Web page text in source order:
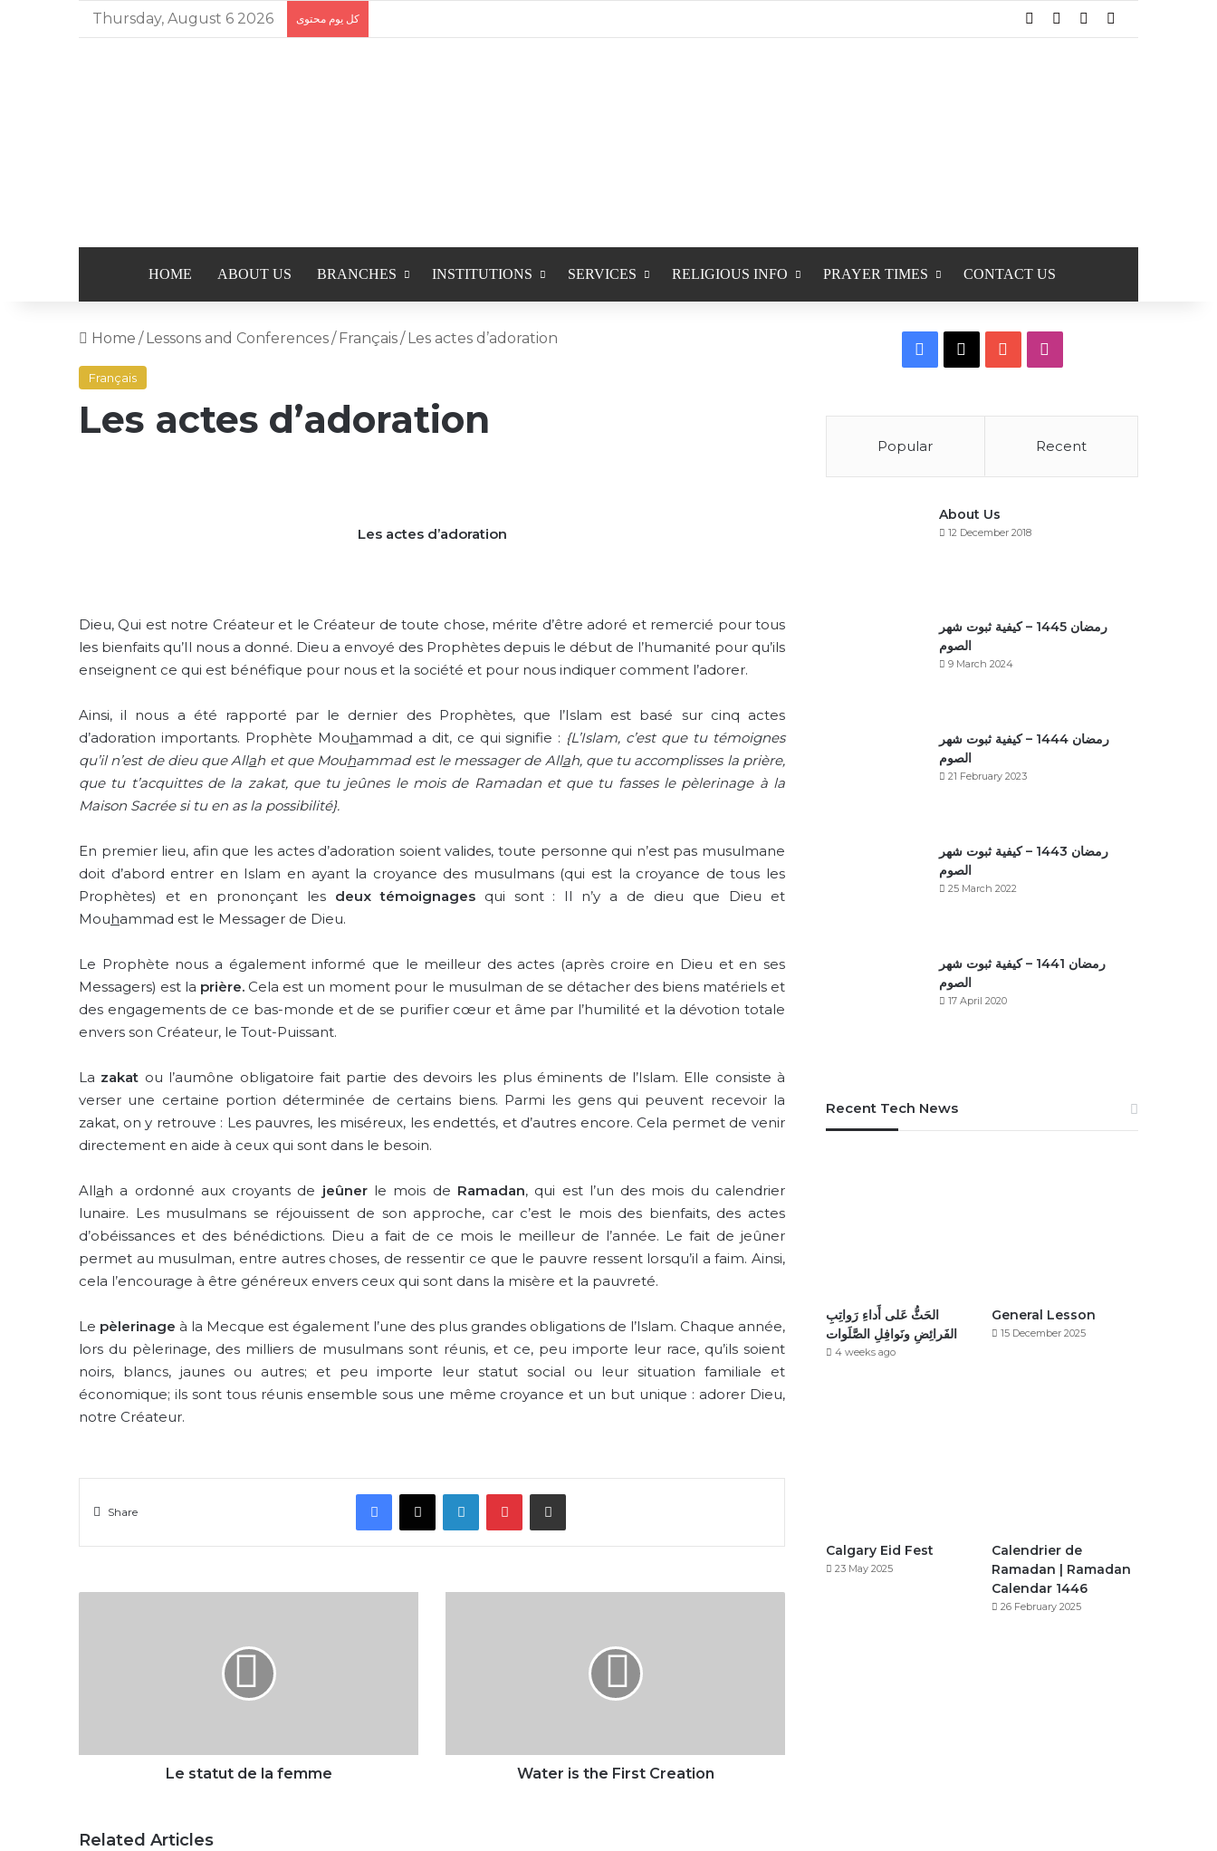
Thursday, August 6 2026 كل يوم محتوى FacebookYouTube
HOME ABOUT US BRANCHES INSTITUTIONS SERVICES RELIGIOUS INFO PRAYER TIMES CONTACT US
Home / Lessons and Conferences/ Français/ Les actes d’adoration
Français
Les actes d’adoration
Les actes d’adoration
Dieu, Qui est notre Créateur et le Créateur de toute chose, mérite d’être adoré et remercié pour tous
les bienfaits qu’Il nous a donné. Dieu a envoyé des Prophètes depuis le début de l’humanité pour qu’ils
enseignent ce qui est bénéfique pour nous et la société et pour nous indiquer comment l’adorer.
Ainsi, il nous a été rapporté par le dernier des Prophètes, que l’Islam est basé sur cinq actes
d’adoration importants. Prophète Mouhammad a dit, ce qui signifie : {L’Islam, c’est que tu témoignes
qu’il n’est de dieu que Allah et que Mouhammad est le messager de Allah, que tu accomplisses la prière,
que tu t’acquittes de la zakat, que tu jeûnes le mois de Ramadan et que tu fasses le pèlerinage à la
Maison Sacrée si tu en as la possibilité}.
En premier lieu, afin que les actes d’adoration soient valides, toute personne qui n’est pas musulmane
doit d’abord entrer en Islam en ayant la croyance des musulmans (qui est la croyance de tous les
Prophètes) et en prononçant les deux témoignagesqui sont : Il n’y a de dieu que Dieu et
Mouhammad est le Messager de Dieu.
Le Prophète nous a également informé que le meilleur des actes (après croire en Dieu et en ses
Messagers) est la prière. Cela est un moment pour le musulman de se détacher des biens matériels et
des engagements de ce bas-monde et de se purifier cœur et âme par l’humilité et la dévotion totale
envers son Créateur, le Tout-Puissant.
La zakat ou l’aumône obligatoire fait partie des devoirs les plus éminents de l’Islam. Elle consiste à
verser une certaine portion déterminée de certains biens. Parmi les gens qui peuvent recevoir la
zakat, on y retrouve : Les pauvres, les miséreux, les endettés, et d’autres encore. Cela permet de venir
directement en aide à ceux qui sont dans le besoin.
Allah a ordonné aux croyants de jeûner le mois de Ramadan, qui est l’un des mois du calendrier
lunaire. Les musulmans se réjouissent de son approche, car c’est le mois des bienfaits, des actes
d’obéissances et des bénédictions. Dieu a fait de ce mois le meilleur de l’année. Le fait de jeûner
permet au musulman, entre autres choses, de ressentir ce que le pauvre ressent lorsqu’il a faim. Ainsi,
cela l’encourage à être généreux envers ceux qui sont dans la misère et la pauvreté.
Le pèlerinage à la Mecque est également l’une des plus grandes obligations de l’Islam. Chaque année,
lors du pèlerinage, des milliers de musulmans sont réunis, et ce, peu importe leur race, qu’ils soient
noirs, blancs, jaunes ou autres; et peu importe leur statut social ou leur situation familiale et
économique; ils sont tous réunis ensemble sous une même croyance et un but unique : adorer Dieu,
notre Créateur.
Share
Facebook
X LinkedInPinterestShare via Email
Le statut de la femme Water is the First Creation
Related Articles
Facebook YouTube
Popular Recent
About Us
12 December 2018
رمضان 1445 – كيفية ثبوت شهر
الصوم
9 March 2024
رمضان 1444 – كيفية ثبوت شهر
الصوم
21 February 2023
رمضان 1443 – كيفية ثبوت شهر
الصوم
25 March 2022
رمضان 1441 – كيفية ثبوت شهر
الصوم
17 April 2020
Recent Tech News
الحَثُّ عَلى أَداءِ رَواتِبِ
الفَرائِضِ ونَوافِلِ الصَّلَوات
4 weeks ago
General Lesson
15 December 2025
Calgary Eid Fest
23 May 2025
Calendrier de
Ramadan | Ramadan
Calendar 1446
26 February 2025